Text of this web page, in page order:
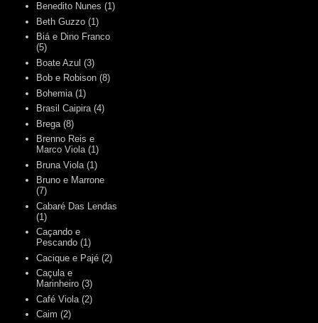
Benedito Nunes (1)
Beth Guzzo (1)
Biá e Dino Franco
(5)
Boate Azul (3)
Bob e Robison (8)
Bohemia (1)
Brasil Caipira (4)
Brega (8)
Brenno Reis e
Marco Viola (1)
Bruna Viola (1)
Bruno e Marrone
(7)
Cabaré Das Lendas
(1)
Caçando e
Pescando (1)
Cacique e Pajé (2)
Caçula e
Marinheiro (3)
Café Viola (2)
Caim (2)